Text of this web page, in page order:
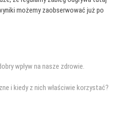
możemy zaobserwować już po
wpływ na nasze zdrowie.
i kiedy z nich właściwie korzystać?